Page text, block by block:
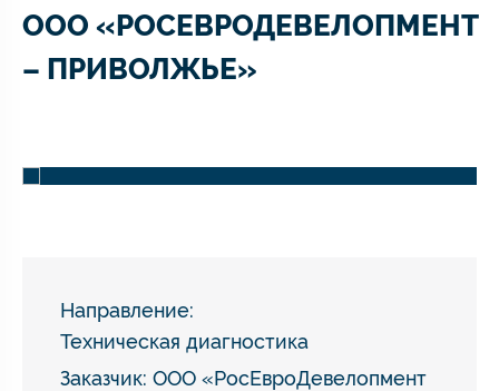
ООО «РОСЕВРОДЕВЕЛОПМЕНТ
– ПРИВОЛЖЬЕ»
Направление:
Техническая диагностика
Заказчик: ООО «РосЕвроДевелопмент